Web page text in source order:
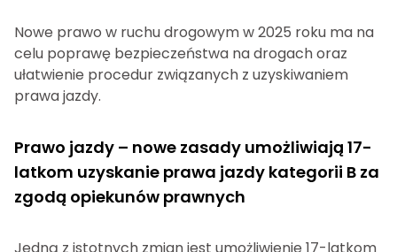
Nowe prawo w ruchu drogowym w 2025 roku ma na
celu poprawę bezpieczeństwa na drogach oraz
ułatwienie procedur związanych z uzyskiwaniem
prawa jazdy.
Prawo jazdy – nowe zasady umożliwiają 17-
latkom uzyskanie prawa jazdy kategorii B za
zgodą opiekunów prawnych